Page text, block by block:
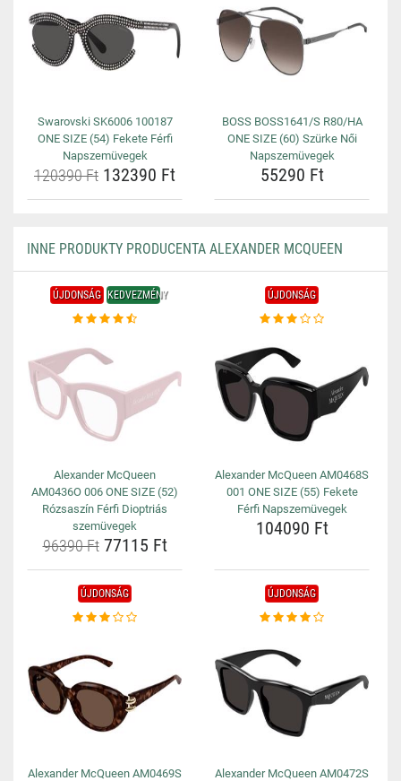
Swarovski SK6006 100187
ONE SIZE (54) Fekete Férfi
Napszemüvegek
120390 Ft 132390 Ft
BOSS BOSS1641/S R80/HA
ONE SIZE (60) Szürke Női
Napszemüvegek
55290 Ft
INNE PRODUKTY PRODUCENTA ALEXANDER MCQUEEN
ÚJDONSÁG KEDVEZMÉNY
Alexander McQueen
AM0436O 006 ONE SIZE (52)
Rózsaszín Férfi Dioptriás
szemüvegek
96390 Ft77115 Ft
ÚJDONSÁG
Alexander McQueen AM0468S
001 ONE SIZE (55) Fekete
Férfi Napszemüvegek
104090 Ft
ÚJDONSÁG
Alexander McQueen AM0469S
ÚJDONSÁG
Alexander McQueen AM0472S